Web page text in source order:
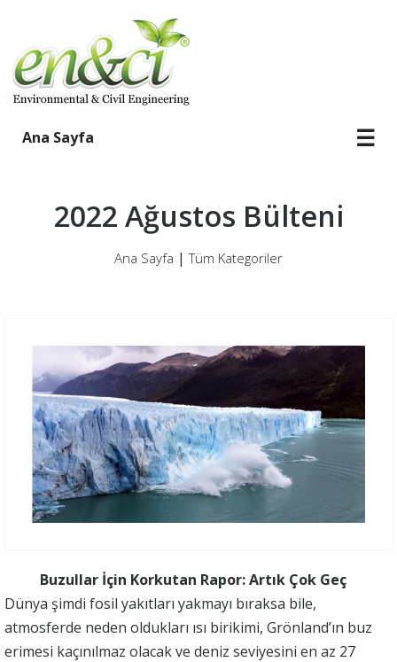
Ana Sayfa ☰
2022 Ağustos Bülteni
Ana Sayfa |Tüm Kategoriler
Buzullar İçin Korkutan Rapor: Artık Çok Geç
Dünya şimdi fosil yakıtları yakmayı bıraksa bile,
atmosferde neden oldukları ısı birikimi, Grönland’ın buz
erimesi kaçınılmaz olacak ve deniz seviyesini en az 27